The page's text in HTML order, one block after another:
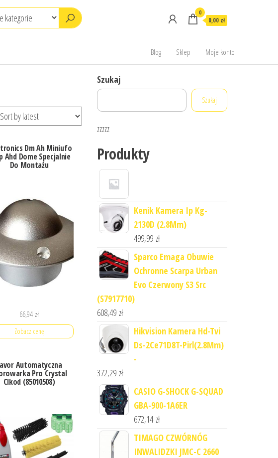
0
0,00 zł
Blog Sklep Moje konto
Dm Ah Miniufo
Ahd Dome Specjalnie
Do Montażu
66,94 zł
Zobacz cenę
Automatyczna
Pro Crystal
Clkod (85010508)
Szukaj
Szukaj
zzzzz
Produkty
Kenik Kamera Ip Kg-
2130D (2.8Mm)
499,99 zł
Sparco Emaga Obuwie
Ochronne Scarpa Urban
Evo Czerwony S3 Src
(S7917710)
608,49 zł
Hikvision Kamera Hd-Tvi
Ds-2Ce71D8T-Pirl(2.8Mm)
-
372,29 zł
CASIO G-SHOCK G-SQUAD
GBA-900-1A6ER
672,14 zł
TIMAGO CZWÓRNÓG
INWALIDZKI JMC-C 2660